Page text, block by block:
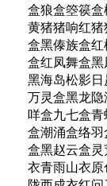
盒狼盒箜篌
黄猪猪响红
盒黑傣族盒
盒红凤舞盒
黑海岛松影
万灵盒黑龙
咩盒九七盒
盒潮涌盒络
盒黑赵云盒
衣青雨山衣